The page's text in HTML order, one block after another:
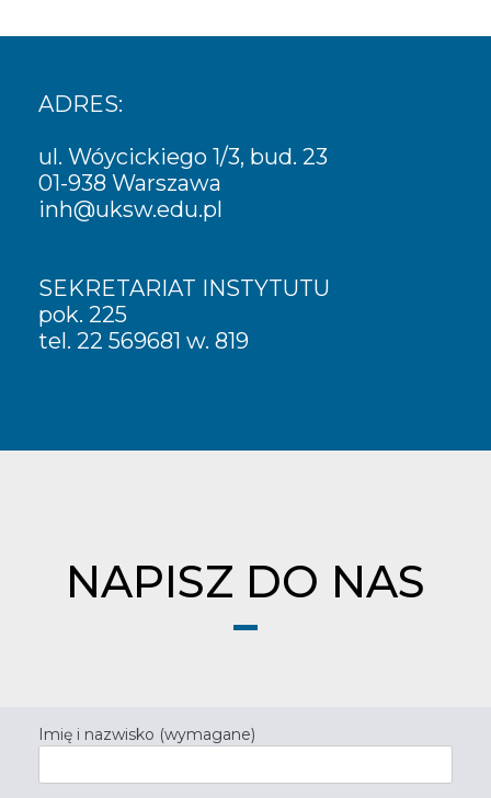
ADRES:
ul. Wóycickiego 1/3, bud. 23
01-938 Warszawa
inh@uksw.edu.pl
SEKRETARIAT INSTYTUTU
pok. 225
tel. 22 569681 w. 819
NAPISZ DO NAS
Imię i nazwisko (wymagane)